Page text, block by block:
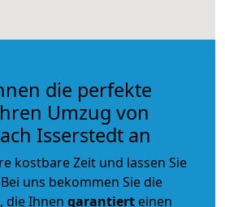
die perfekte
Umzug von
Isserstedt an
kostbare Zeit und lassen Sie
uns bekommen Sie die
, die Ihnen garantiert einen